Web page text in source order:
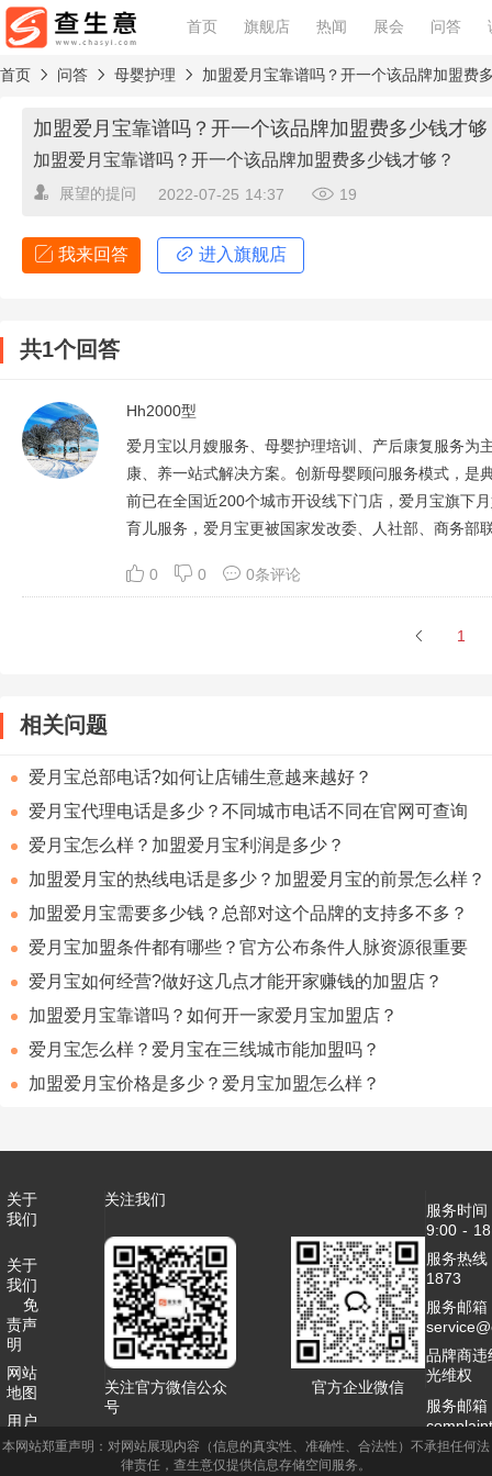
首页 旗舰店 热闻 展会 问答
首页 问答 母婴护理 加盟爱月宝靠谱吗？开一个该品牌加盟费
加盟爱月宝靠谱吗？开一个该品牌加盟费多少钱才够
加盟爱月宝靠谱吗？开一个该品牌加盟费多少钱才够？
展望的提问 2022-07-25 14:37 19
我来回答 进入旗舰店
共1个回答
Hh2000型
爱月宝以月嫂服务、母婴护理培训、产后康复服务为
康、养一站式解决方案。创新母婴顾问服务模式，
前已在全国近200个城市开设线下门店，爱月宝旗下
育儿服务，爱月宝更被国家发改委、人社部、商务部
0 0 0条评论
1
相关问题
爱月宝总部电话?如何让店铺生意越来越好？
爱月宝代理电话是多少？不同城市电话不同在官网可查询
爱月宝怎么样？加盟爱月宝利润是多少？
加盟爱月宝的热线电话是多少？加盟爱月宝的前景怎么样？
加盟爱月宝需要多少钱？总部对这个品牌的支持多不多？
爱月宝加盟条件都有哪些？官方公布条件人脉资源很重要
爱月宝如何经营?做好这几点才能开家赚钱的加盟店？
加盟爱月宝靠谱吗？如何开一家爱月宝加盟店？
爱月宝怎么样？爱月宝在三线城市能加盟吗？
加盟爱月宝价格是多少？爱月宝加盟怎么样？
关于
我们
关于
我们
免
责声
明
网站
地图
用户
协议
关注我们
关注官方微信公众
号
官方企业微信
服务时
9:00 -
服务热
1873
服务邮箱
品牌商违
光维权
服务邮箱
客服QQ
本网站郑重声明：对网站展现内容（信息的真实性、准确性、合法性）不承担任何法
律责任，查生意仅提供信息存储空间服务。